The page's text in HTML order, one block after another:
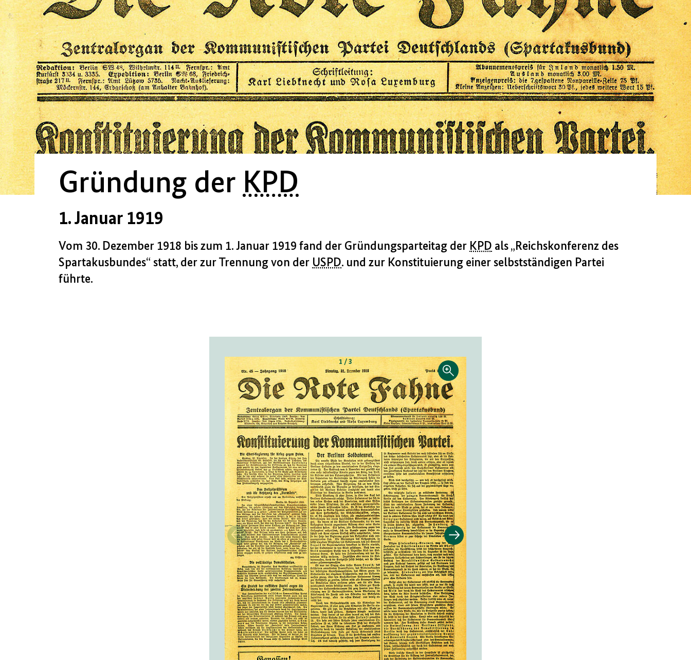
Gründung der KPD
1. Januar 1919
Vom 30. Dezember 1918 bis zum 1. Januar 1919 fand der Gründungsparteitag der KPD als „Reichskonferenz des
Spartakusbundes“ statt, der zur Trennung von der USPD. und zur Konstituierung einer selbstständigen Partei
führte.
1 / 3